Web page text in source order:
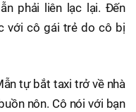
phải liên lạc lại. Đến
với cô gái trẻ do cô bị
tự bắt taxi trở về nhà
nôn. Cô nói với bạn